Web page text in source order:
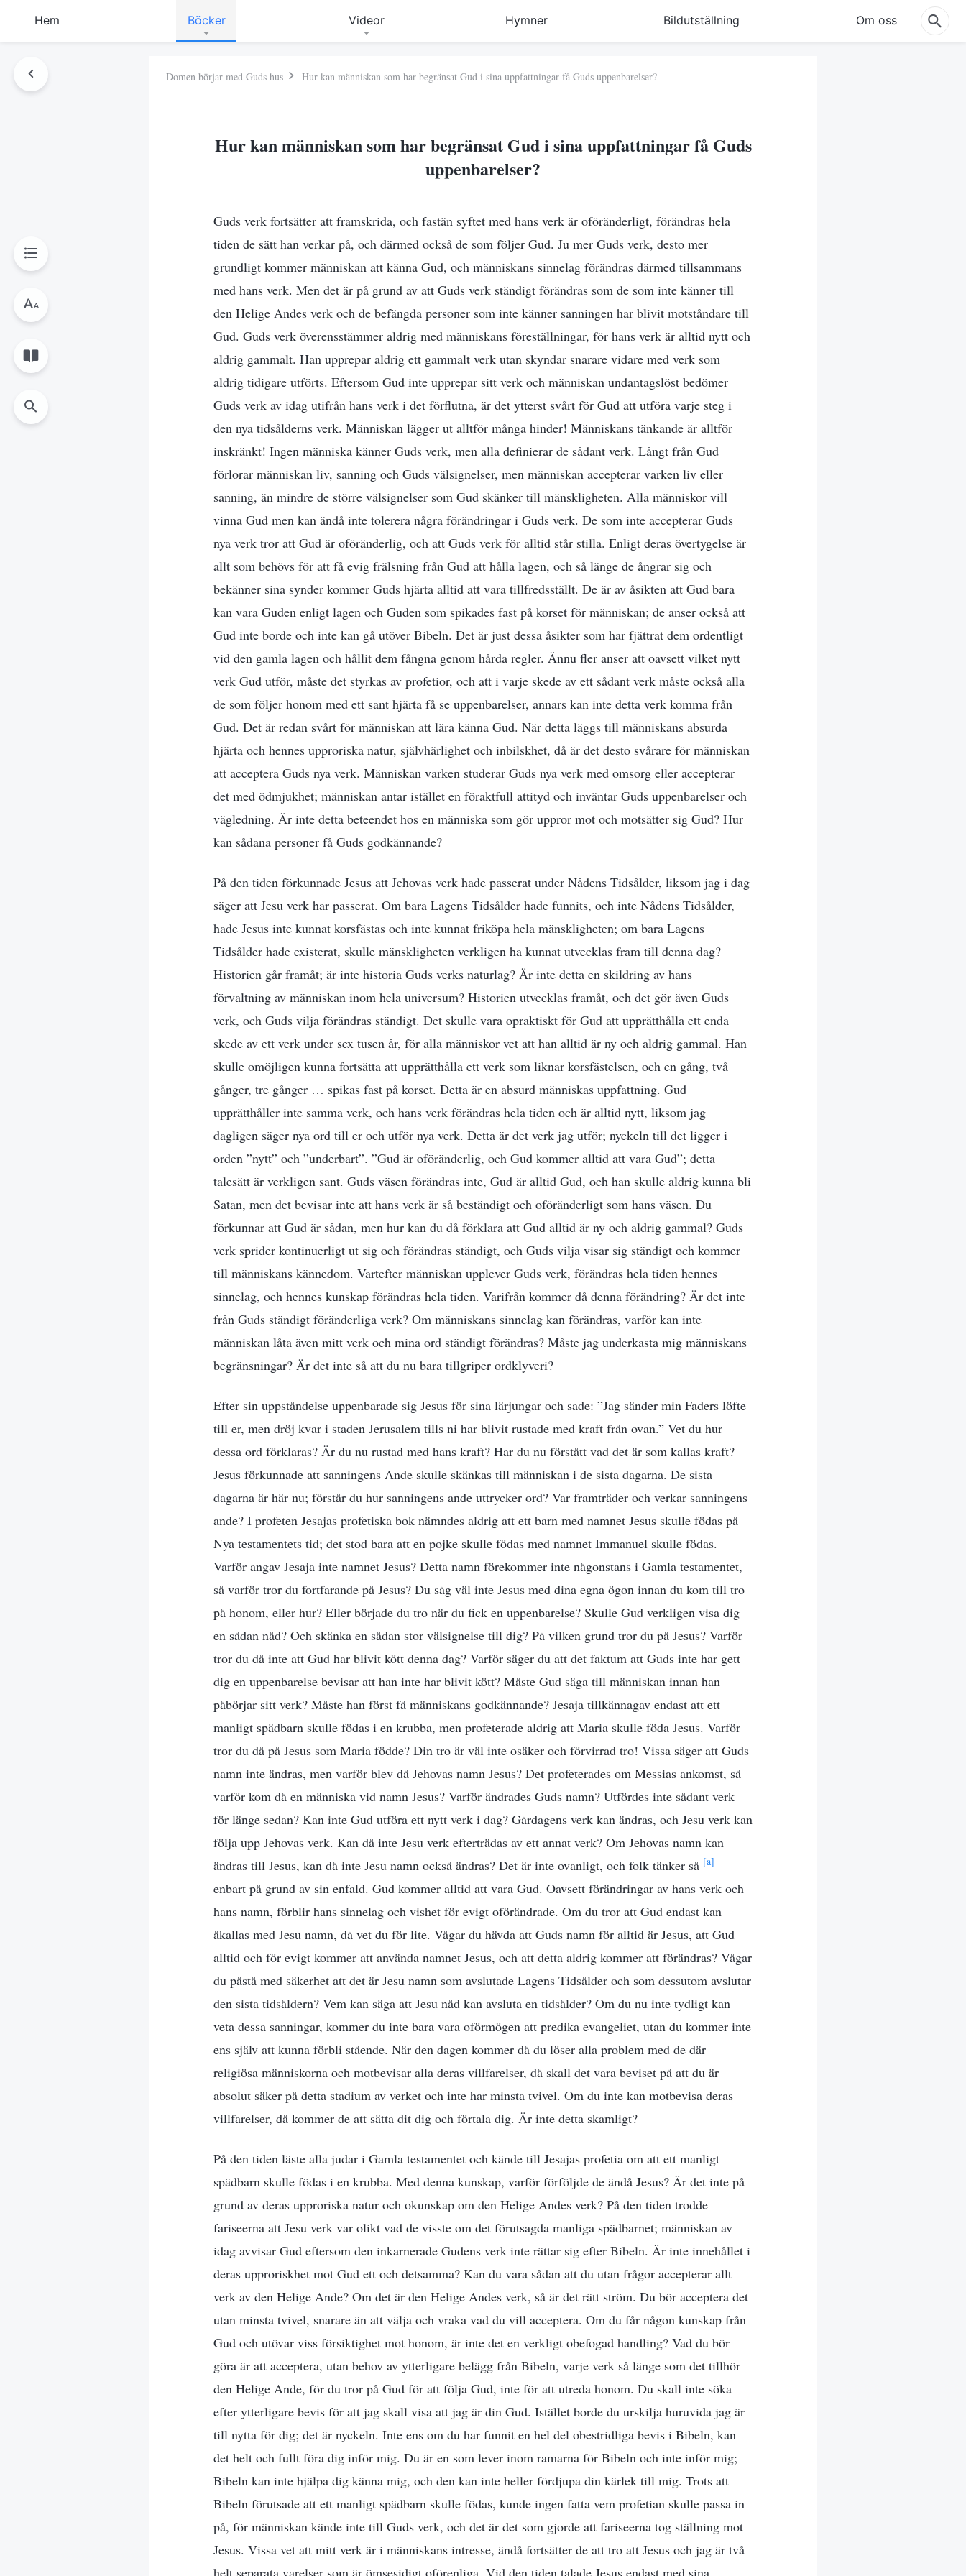
Hem Böcker Videor Hymner Bildutställning Om oss
Domen börjar med Guds hus Hur kan människan som har begränsat Gud i sina uppfattningar få Guds uppenbarelser?
Hur kan människan som har begränsat Gud i sina uppfattningar få Guds
uppenbarelser?
Guds verk fortsätter att framskrida, och fastän syftet med hans verk är oföränderligt, förändras hela
tiden de sätt han verkar på, och därmed också de som följer Gud. Ju mer Guds verk, desto mer
grundligt kommer människan att känna Gud, och människans sinnelag förändras därmed tillsammans
med hans verk. Men det är på grund av att Guds verk ständigt förändras som de som inte känner till
den Helige Andes verk och de befängda personer som inte känner sanningen har blivit motståndare till
Gud. Guds verk överensstämmer aldrig med människans föreställningar, för hans verk är alltid nytt och
aldrig gammalt. Han upprepar aldrig ett gammalt verk utan skyndar snarare vidare med verk som
aldrig tidigare utförts. Eftersom Gud inte upprepar sitt verk och människan undantagslöst bedömer
Guds verk av idag utifrån hans verk i det förflutna, är det ytterst svårt för Gud att utföra varje steg i
den nya tidsålderns verk. Människan lägger ut alltför många hinder! Människans tänkande är alltför
inskränkt! Ingen människa känner Guds verk, men alla definierar de sådant verk. Långt från Gud
förlorar människan liv, sanning och Guds välsignelser, men människan accepterar varken liv eller
sanning, än mindre de större välsignelser som Gud skänker till mänskligheten. Alla människor vill
vinna Gud men kan ändå inte tolerera några förändringar i Guds verk. De som inte accepterar Guds
nya verk tror att Gud är oföränderlig, och att Guds verk för alltid står stilla. Enligt deras övertygelse är
allt som behövs för att få evig frälsning från Gud att hålla lagen, och så länge de ångrar sig och
bekänner sina synder kommer Guds hjärta alltid att vara tillfredsställt. De är av åsikten att Gud bara
kan vara Guden enligt lagen och Guden som spikades fast på korset för människan; de anser också att
Gud inte borde och inte kan gå utöver Bibeln. Det är just dessa åsikter som har fjättrat dem ordentligt
vid den gamla lagen och hållit dem fångna genom hårda regler. Ännu fler anser att oavsett vilket nytt
verk Gud utför, måste det styrkas av profetior, och att i varje skede av ett sådant verk måste också alla
de som följer honom med ett sant hjärta få se uppenbarelser, annars kan inte detta verk komma från
Gud. Det är redan svårt för människan att lära känna Gud. När detta läggs till människans absurda
hjärta och hennes upproriska natur, självhärlighet och inbilskhet, då är det desto svårare för människan
att acceptera Guds nya verk. Människan varken studerar Guds nya verk med omsorg eller accepterar
det med ödmjukhet; människan antar istället en föraktfull attityd och inväntar Guds uppenbarelser och
vägledning. Är inte detta beteendet hos en människa som gör uppror mot och motsätter sig Gud? Hur
kan sådana personer få Guds godkännande?
På den tiden förkunnade Jesus att Jehovas verk hade passerat under Nådens Tidsålder, liksom jag i dag
säger att Jesu verk har passerat. Om bara Lagens Tidsålder hade funnits, och inte Nådens Tidsålder,
hade Jesus inte kunnat korsfästas och inte kunnat friköpa hela mänskligheten; om bara Lagens
Tidsålder hade existerat, skulle mänskligheten verkligen ha kunnat utvecklas fram till denna dag?
Historien går framåt; är inte historia Guds verks naturlag? Är inte detta en skildring av hans
förvaltning av människan inom hela universum? Historien utvecklas framåt, och det gör även Guds
verk, och Guds vilja förändras ständigt. Det skulle vara opraktiskt för Gud att upprätthålla ett enda
skede av ett verk under sex tusen år, för alla människor vet att han alltid är ny och aldrig gammal. Han
skulle omöjligen kunna fortsätta att upprätthålla ett verk som liknar korsfästelsen, och en gång, två
gånger, tre gånger … spikas fast på korset. Detta är en absurd människas uppfattning. Gud
upprätthåller inte samma verk, och hans verk förändras hela tiden och är alltid nytt, liksom jag
dagligen säger nya ord till er och utför nya verk. Detta är det verk jag utför; nyckeln till det ligger i
orden ”nytt” och ”underbart”. ”Gud är oföränderlig, och Gud kommer alltid att vara Gud”; detta
talesätt är verkligen sant. Guds väsen förändras inte, Gud är alltid Gud, och han skulle aldrig kunna bli
Satan, men det bevisar inte att hans verk är så beständigt och oföränderligt som hans väsen. Du
förkunnar att Gud är sådan, men hur kan du då förklara att Gud alltid är ny och aldrig gammal? Guds
verk sprider kontinuerligt ut sig och förändras ständigt, och Guds vilja visar sig ständigt och kommer
till människans kännedom. Vartefter människan upplever Guds verk, förändras hela tiden hennes
sinnelag, och hennes kunskap förändras hela tiden. Varifrån kommer då denna förändring? Är det inte
från Guds ständigt föränderliga verk? Om människans sinnelag kan förändras, varför kan inte
människan låta även mitt verk och mina ord ständigt förändras? Måste jag underkasta mig människans
begränsningar? Är det inte så att du nu bara tillgriper ordklyveri?
Efter sin uppståndelse uppenbarade sig Jesus för sina lärjungar och sade: ”Jag sänder min Faders löfte
till er, men dröj kvar i staden Jerusalem tills ni har blivit rustade med kraft från ovan.” Vet du hur
dessa ord förklaras? Är du nu rustad med hans kraft? Har du nu förstått vad det är som kallas kraft?
Jesus förkunnade att sanningens Ande skulle skänkas till människan i de sista dagarna. De sista
dagarna är här nu; förstår du hur sanningens ande uttrycker ord? Var framträder och verkar sanningens
ande? I profeten Jesajas profetiska bok nämndes aldrig att ett barn med namnet Jesus skulle födas på
Nya testamentets tid; det stod bara att en pojke skulle födas med namnet Immanuel skulle födas.
Varför angav Jesaja inte namnet Jesus? Detta namn förekommer inte någonstans i Gamla testamentet,
så varför tror du fortfarande på Jesus? Du såg väl inte Jesus med dina egna ögon innan du kom till tro
på honom, eller hur? Eller började du tro när du fick en uppenbarelse? Skulle Gud verkligen visa dig
en sådan nåd? Och skänka en sådan stor välsignelse till dig? På vilken grund tror du på Jesus? Varför
tror du då inte att Gud har blivit kött denna dag? Varför säger du att det faktum att Guds inte har gett
dig en uppenbarelse bevisar att han inte har blivit kött? Måste Gud säga till människan innan han
påbörjar sitt verk? Måste han först få människans godkännande? Jesaja tillkännagav endast att ett
manligt spädbarn skulle födas i en krubba, men profeterade aldrig att Maria skulle föda Jesus. Varför
tror du då på Jesus som Maria födde? Din tro är väl inte osäker och förvirrad tro! Vissa säger att Guds
namn inte ändras, men varför blev då Jehovas namn Jesus? Det profeterades om Messias ankomst, så
varför kom då en människa vid namn Jesus? Varför ändrades Guds namn? Utfördes inte sådant verk
för länge sedan? Kan inte Gud utföra ett nytt verk i dag? Gårdagens verk kan ändras, och Jesu verk kan
följa upp Jehovas verk. Kan då inte Jesu verk efterträdas av ett annat verk? Om Jehovas namn kan
ändras till Jesus, kan då inte Jesu namn också ändras? Det är inte ovanligt, och folk tänker så [a]
enbart på grund av sin enfald. Gud kommer alltid att vara Gud. Oavsett förändringar av hans verk och
hans namn, förblir hans sinnelag och vishet för evigt oförändrade. Om du tror att Gud endast kan
åkallas med Jesu namn, då vet du för lite. Vågar du hävda att Guds namn för alltid är Jesus, att Gud
alltid och för evigt kommer att använda namnet Jesus, och att detta aldrig kommer att förändras? Vågar
du påstå med säkerhet att det är Jesu namn som avslutade Lagens Tidsålder och som dessutom avslutar
den sista tidsåldern? Vem kan säga att Jesu nåd kan avsluta en tidsålder? Om du nu inte tydligt kan
veta dessa sanningar, kommer du inte bara vara oförmögen att predika evangeliet, utan du kommer inte
ens själv att kunna förbli stående. När den dagen kommer då du löser alla problem med de där
religiösa människorna och motbevisar alla deras villfarelser, då skall det vara beviset på att du är
absolut säker på detta stadium av verket och inte har minsta tvivel. Om du inte kan motbevisa deras
villfarelser, då kommer de att sätta dit dig och förtala dig. Är inte detta skamligt?
På den tiden läste alla judar i Gamla testamentet och kände till Jesajas profetia om att ett manligt
spädbarn skulle födas i en krubba. Med denna kunskap, varför förföljde de ändå Jesus? Är det inte på
grund av deras upproriska natur och okunskap om den Helige Andes verk? På den tiden trodde
fariseerna att Jesu verk var olikt vad de visste om det förutsagda manliga spädbarnet; människan av
idag avvisar Gud eftersom den inkarnerade Gudens verk inte rättar sig efter Bibeln. Är inte innehållet i
deras upproriskhet mot Gud ett och detsamma? Kan du vara sådan att du utan frågor accepterar allt
verk av den Helige Ande? Om det är den Helige Andes verk, så är det rätt ström. Du bör acceptera det
utan minsta tvivel, snarare än att välja och vraka vad du vill acceptera. Om du får någon kunskap från
Gud och utövar viss försiktighet mot honom, är inte det en verkligt obefogad handling? Vad du bör
göra är att acceptera, utan behov av ytterligare belägg från Bibeln, varje verk så länge som det tillhör
den Helige Ande, för du tror på Gud för att följa Gud, inte för att utreda honom. Du skall inte söka
efter ytterligare bevis för att jag skall visa att jag är din Gud. Istället borde du urskilja huruvida jag är
till nytta för dig; det är nyckeln. Inte ens om du har funnit en hel del obestridliga bevis i Bibeln, kan
det helt och fullt föra dig inför mig. Du är en som lever inom ramarna för Bibeln och inte inför mig;
Bibeln kan inte hjälpa dig känna mig, och den kan inte heller fördjupa din kärlek till mig. Trots att
Bibeln förutsade att ett manligt spädbarn skulle födas, kunde ingen fatta vem profetian skulle passa in
på, för människan kände inte till Guds verk, och det är det som gjorde att fariseerna tog ställning mot
Jesus. Vissa vet att mitt verk är i människans intresse, ändå fortsätter de att tro att Jesus och jag är två
helt separata varelser som är ömsesidigt oförenliga. Vid den tiden talade Jesus endast med sina